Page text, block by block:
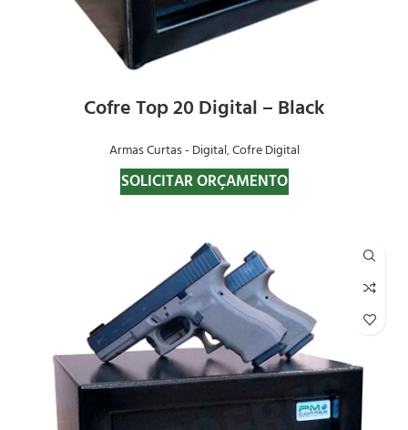
Cofre Top 20 Digital – Black
Armas Curtas - Digital,Cofre Digital
SOLICITAR ORÇAMENTO